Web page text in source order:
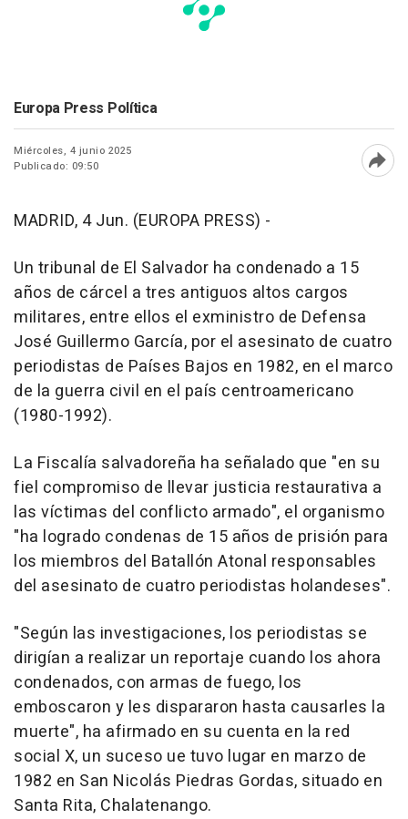
Europa Press Política
Miércoles, 4 junio 2025
Publicado: 09:50
MADRID, 4 Jun. (EUROPA PRESS) -
Un tribunal de El Salvador ha condenado a 15
años de cárcel a tres antiguos altos cargos
militares, entre ellos el exministro de Defensa
José Guillermo García, por el asesinato de cuatro
periodistas de Países Bajos en 1982, en el marco
de la guerra civil en el país centroamericano
(1980-1992).
La Fiscalía salvadoreña ha señalado que "en su
fiel compromiso de llevar justicia restaurativa a
las víctimas del conflicto armado", el organismo
"ha logrado condenas de 15 años de prisión para
los miembros del Batallón Atonal responsables
del asesinato de cuatro periodistas holandeses".
"Según las investigaciones, los periodistas se
dirigían a realizar un reportaje cuando los ahora
condenados, con armas de fuego, los
emboscaron y les dispararon hasta causarles la
muerte", ha afirmado en su cuenta en la red
social X, un suceso ue tuvo lugar en marzo de
1982 en San Nicolás Piedras Gordas, situado en
Santa Rita, Chalatenango.